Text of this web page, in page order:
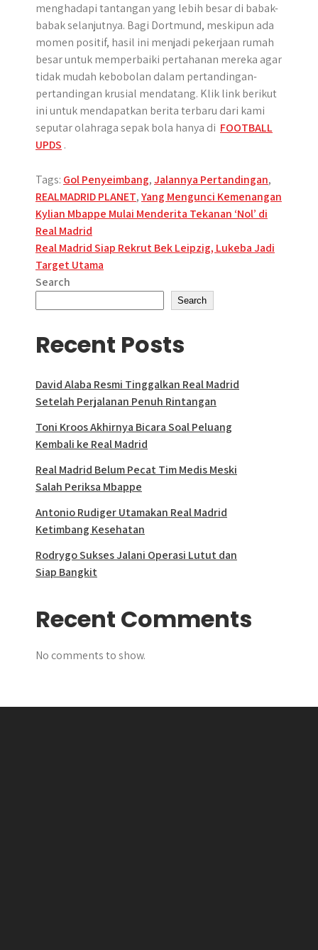
menghadapi tantangan yang lebih besar di babak-
babak selanjutnya. Bagi Dortmund, meskipun ada
momen positif, hasil ini menjadi pekerjaan rumah
besar untuk memperbaiki pertahanan mereka agar
tidak mudah kebobolan dalam pertandingan-
pertandingan krusial mendatang. Klik link berikut
ini untuk mendapatkan berita terbaru dari kami
seputar olahraga sepak bola hanya di FOOTBALL
UPDS .
Tags: Gol Penyeimbang,Jalannya Pertandingan,
REALMADRID PLANET,Yang Mengunci Kemenangan
Post
navigation
Kylian Mbappe Mulai Menderita Tekanan ‘Nol’ di
Real Madrid
Real Madrid Siap Rekrut Bek Leipzig, Lukeba Jadi
Target Utama
Search
Search
Recent Posts
David Alaba Resmi Tinggalkan Real Madrid
Setelah Perjalanan Penuh Rintangan
Toni Kroos Akhirnya Bicara Soal Peluang
Kembali ke Real Madrid
Real Madrid Belum Pecat Tim Medis Meski
Salah Periksa Mbappe
Antonio Rudiger Utamakan Real Madrid
Ketimbang Kesehatan
Rodrygo Sukses Jalani Operasi Lutut dan
Siap Bangkit
Recent Comments
No comments to show.